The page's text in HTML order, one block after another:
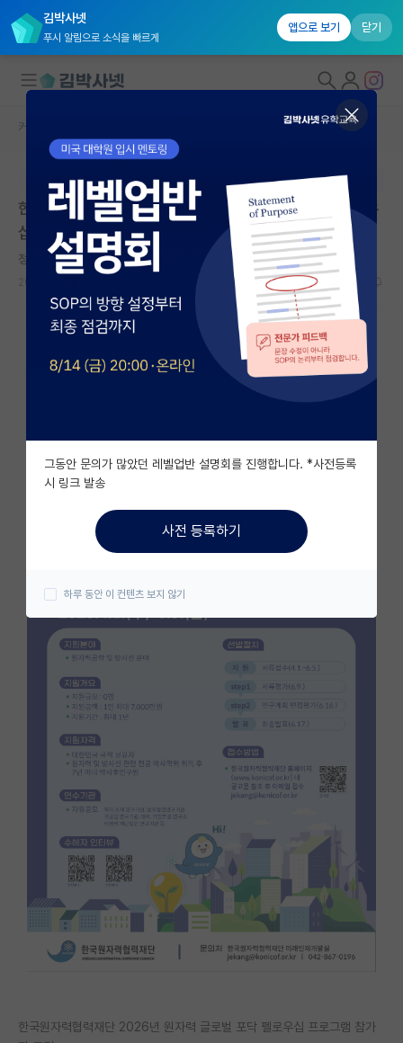
김박사넷
푸시 알림으로 소식을 빠르게
앱으로 보기 닫기
대학원생 모집
국내대학원 정보
연구실&오픈랩
커뮤니티
커뮤니티 홈
전체글보기
베스트 게시판
자유 게시판(아무개랩)
미국 유학 게시판
미국 대학원 합격 후기 게시판
대학원생 모집 게시판
연구실(PI) 홍보 게시판
석박사 채용 정보 게시판
임용 정보 게시판
학부 인턴 게시판
취업 게시판
임용 후기 게시판
PI 전용 게시판
인문사회 계열 게시판
특수/전문대학원 게시판
반도체/AI 게시판
커뮤니티 홈
본문이 수정되지 않는 박제글입니다.
한국원자력협력재단 2026년 원자력 글로벌 포닥 펠로우
십 프로그램 참가자 모집
정직한 그레고어 멘델
한국원자력협력재단 2026년 원자력 글로벌 포닥 펠로우십 프로그램 참가
그동안 문의가 많았던 레벨업반 설명회를 진행합니다. *사전등록
시 링크 발송
사전 등록하기
하루 동안 이 컨텐츠 보지 않기